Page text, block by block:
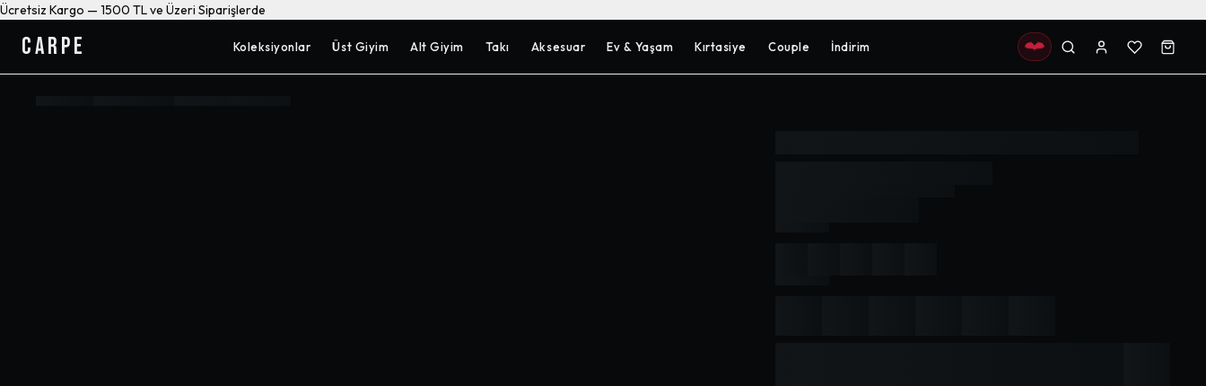
Ücretsiz Kargo — 1500 TL ve Üzeri Siparişlerde
CARPE Koleksiyonlar Üst Giyim Alt Giyim Takı Aksesuar Ev & Yaşam Kırtasiye Couple İndirim